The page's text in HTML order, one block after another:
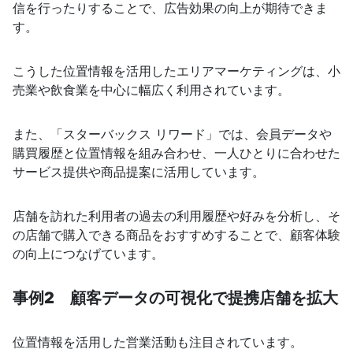
信を行ったりすることで、広告効果の向上が期待できま
す。
こうした位置情報を活用したエリアマーケティングは、小
売業や飲食業を中心に幅広く利用されています。
また、「スターバックス リワード」では、会員データや
購買履歴と位置情報を組み合わせ、一人ひとりに合わせた
サービス提供や商品提案に活用しています。
店舗を訪れた利用者の過去の利用履歴や好みを分析し、そ
の店舗で購入できる商品をおすすめすることで、顧客体験
の向上につなげています。
事例2 顧客データの可視化で提携店舗を拡大
位置情報を活用した営業活動も注目されています。